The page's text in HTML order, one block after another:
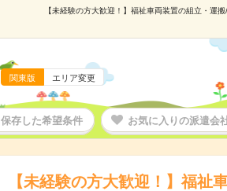
【未経験の方大歓迎！】福祉車両装置の組立・運
関東版 エリア変更
保存した希望条件 お気に入りの派遣会
【未経験の方大歓迎！】福祉